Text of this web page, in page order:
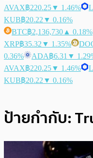
AVAX฿220.25▼ 1.46%
KUB฿20.22 ▼ 0.16%
BTC฿2,136,730 ▲ 0.18%
XRP฿35.32 ▼ 1.35%
0.36%
ADA฿6.31 ▼
AVAX฿220.25▼ 1.46%
KUB฿20.22 ▼ 0.16%
ป้ายกำกับ: